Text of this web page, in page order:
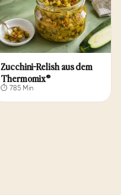
Zucchini-Relish aus dem
Thermomix®
⏱ 785 Min